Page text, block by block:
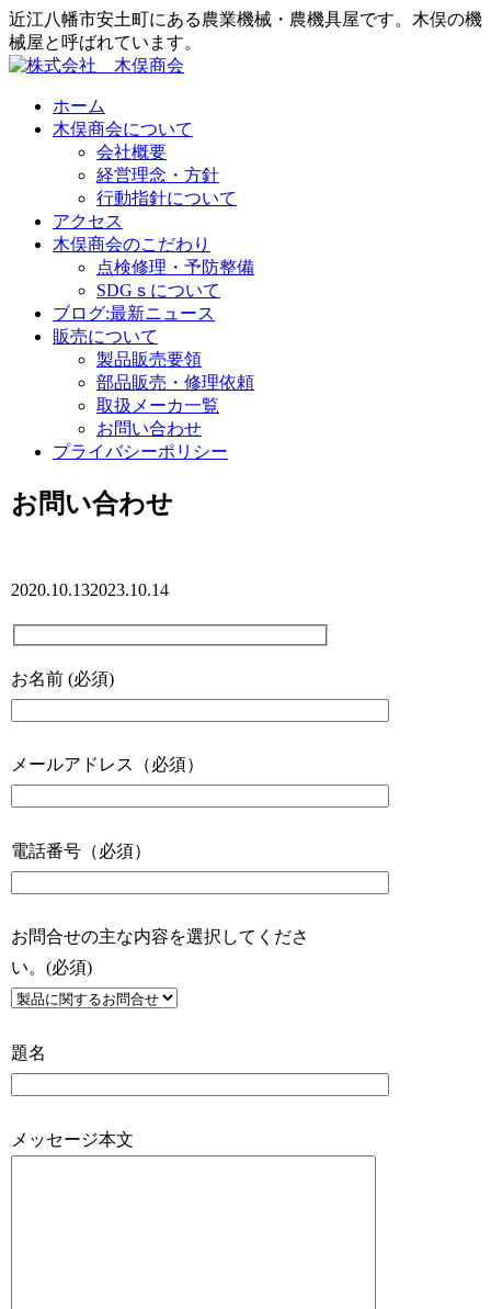
近江八幡市安土町にある農業機械・農機具屋です。木俣の機
械屋と呼ばれています。
ホーム
木俣商会について
会社概要
経営理念・方針
行動指針について
アクセス
木俣商会のこだわり
点検修理・予防整備
SDGｓについて
ブログ:最新ニュース
販売について
製品販売要領
部品販売・修理依頼
取扱メーカ一覧
お問い合わせ
プライバシーポリシー
お問い合わせ
2020.10.132023.10.14
お名前 (必須)
メールアドレス（必須）
電話番号（必須）
お問合せの主な内容を選択してくださ
い。(必須)
題名
メッセージ本文